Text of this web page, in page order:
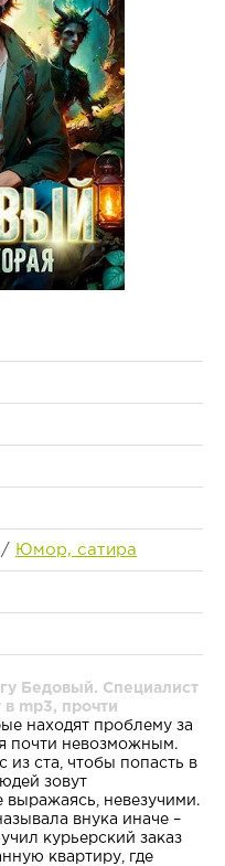
/ Юмор, сатира
Бедовый. Специалист
в mp3, прочти
находят проблему за
почти невозможным.
ста, чтобы попасть в
зовут
выражаясь, невезучими.
внука иначе –
курьерский заказ
квартиру, где